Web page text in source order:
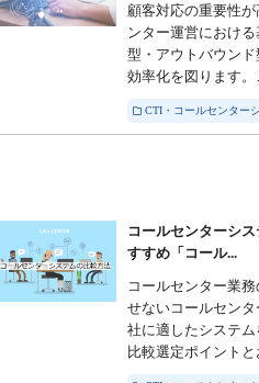
顧客対応の重要性
ンター運営におけ
型・アウトバウン
効率化を図ります。
CTI・コールセンター
コールセンターシ
すすめ「コール...
コールセンター業
せないコールセン
社に適したシステム
比較選定ポイント